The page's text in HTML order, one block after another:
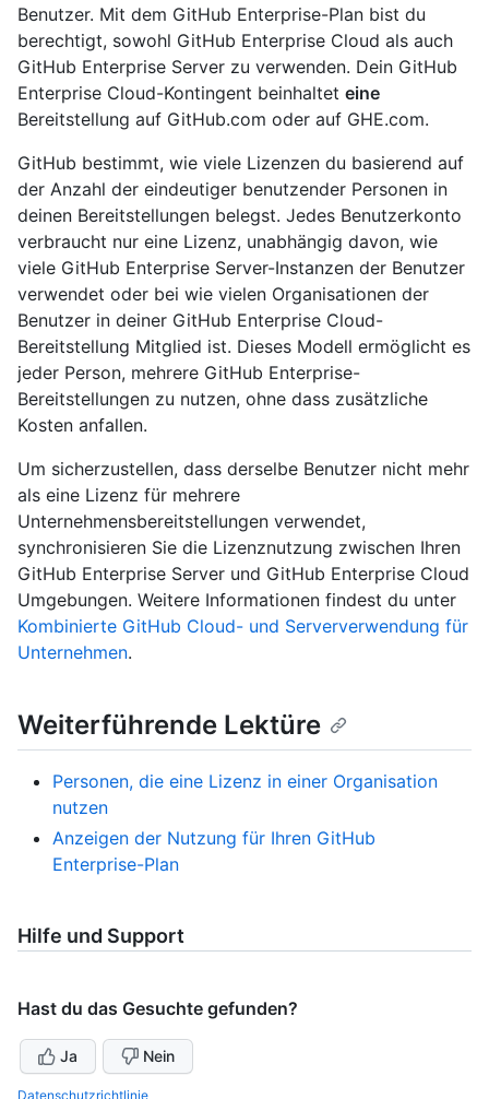
Benutzer. Mit dem GitHub Enterprise-Plan bist du
berechtigt, sowohl GitHub Enterprise Cloud als auch
GitHub Enterprise Server zu verwenden. Dein GitHub
Enterprise Cloud-Kontingent beinhaltet eine
Bereitstellung auf GitHub.com oder auf GHE.com.
GitHub bestimmt, wie viele Lizenzen du basierend auf
der Anzahl der eindeutiger benutzender Personen in
deinen Bereitstellungen belegst. Jedes Benutzerkonto
verbraucht nur eine Lizenz, unabhängig davon, wie
viele GitHub Enterprise Server-Instanzen der Benutzer
verwendet oder bei wie vielen Organisationen der
Benutzer in deiner GitHub Enterprise Cloud-
Bereitstellung Mitglied ist. Dieses Modell ermöglicht es
jeder Person, mehrere GitHub Enterprise-
Bereitstellungen zu nutzen, ohne dass zusätzliche
Kosten anfallen.
Um sicherzustellen, dass derselbe Benutzer nicht mehr
als eine Lizenz für mehrere
Unternehmensbereitstellungen verwendet,
synchronisieren Sie die Lizenznutzung zwischen Ihren
GitHub Enterprise Server und GitHub Enterprise Cloud
Umgebungen. Weitere Informationen findest du unter
Kombinierte GitHub Cloud- und Serververwendung für
Unternehmen.
Weiterführende Lektüre
Personen, die eine Lizenz in einer Organisation
nutzen
Anzeigen der Nutzung für Ihren GitHub
Enterprise-Plan
Hilfe und Support
Hast du das Gesuchte gefunden?
Ja Nein
Datenschutzrichtlinie